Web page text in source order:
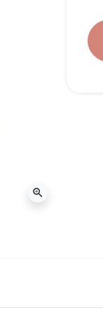
zoom_in